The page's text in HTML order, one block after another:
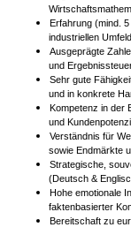
Erfahrung (mind.
industriellen Umfeld
Ausgeprägte
und
Sehr gute
und in konkrete
Kompetenz in der
und
Verständnis für
sowie Endmärkte
Strategische,
(Deutsch &
Hohe emotionale
faktenbasierter
Bereitschaft zu